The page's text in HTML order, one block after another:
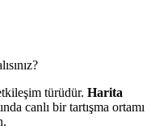
türüdür. Harita
canlı bir tartışma ortamı